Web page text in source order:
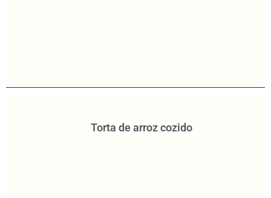
Torta de arroz cozido